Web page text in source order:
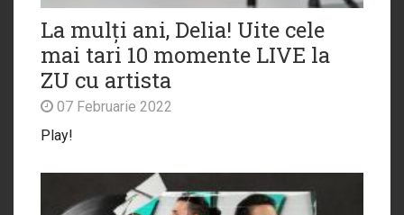
La mulți ani, Delia! Uite cele
mai tari 10 momente LIVE la
ZU cu artista
07 Februarie 2022
Play!